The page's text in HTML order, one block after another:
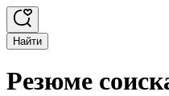
Найти
Резюме